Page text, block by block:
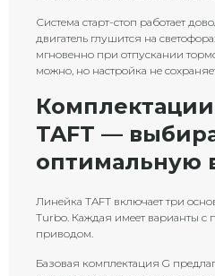
Система старт-стоп работает
двигатель глушится на
мгновенно при отпускании
можно, но настройка не
TAFT —
оптимальную
Линейка TAFT включает три
Turbo. Каждая имеет варианты
приводом.
Базовая комплектация G